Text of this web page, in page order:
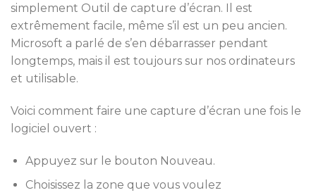
simplement Outil de capture d’écran. Il est
extrêmement facile, même s’il est un peu ancien.
Microsoft a parlé de s’en débarrasser pendant
longtemps, mais il est toujours sur nos ordinateurs
et utilisable.
Voici comment faire une capture d’écran une fois le
logiciel ouvert :
Appuyez sur le bouton Nouveau.
Choisissez la zone que vous voulez